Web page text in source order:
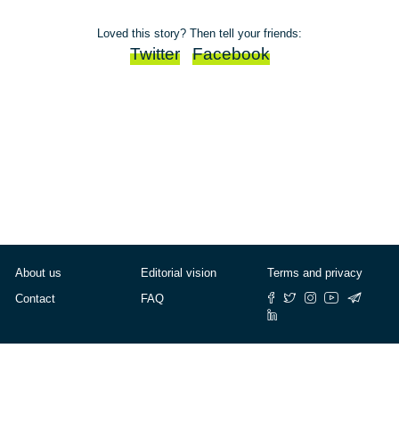
Loved this story? Then tell your friends:
Twitter Facebook
About us
Contact
Editorial vision
FAQ
Terms and privacy